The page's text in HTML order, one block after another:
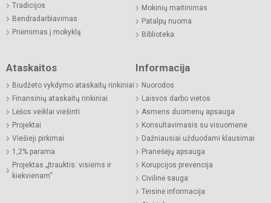
Tradicijos
Bendradarbiavimas
Priėmimas į mokyklą
Mokinių maitinimas
Patalpų nuoma
Biblioteka
Ataskaitos
Biudžeto vykdymo ataskaitų rinkiniai
Finansinių ataskaitų rinkiniai
Lėšos veiklai viešinti
Projektai
Viešieji pirkimai
1,2% parama
Projektas „Įtrauktis: visiems ir
kiekvienam“
Informacija
Nuorodos
Laisvos darbo vietos
Asmens duomenų apsauga
Konsultavimasis su visuomene
Dažniausiai užduodami klausimai
Pranešėjų apsauga
Korupcijos prevencija
Civilinė sauga
Teisinė informacija